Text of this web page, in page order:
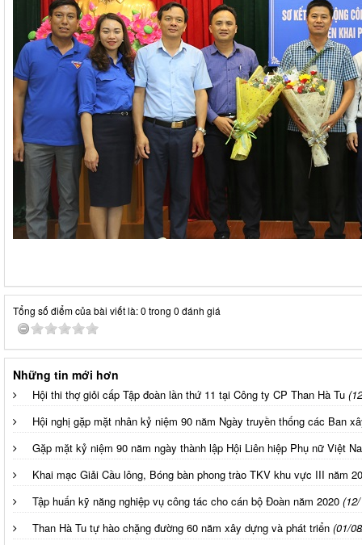
Tổng số điểm của bài viết là: 0 trong 0 đánh giá
Những tin mới hơn
Hội thi thợ giỏi cấp Tập đoàn lần thứ 11 tại Công ty CP Than Hà Tu
Hội nghị gặp mặt nhân kỷ niệm 90 năm Ngày truyền thống các Ban
Gặp mặt kỷ niệm 90 năm ngày thành lập Hội Liên hiệp Phụ nữ Việt
Khai mạc Giải Cầu lông, Bóng bàn phong trào TKV khu vực III năm
Tập huấn kỹ năng nghiệp vụ công tác cho cán bộ Đoàn năm 2020
Than Hà Tu tự hào chặng đường 60 năm xây dựng và phát triển (01/